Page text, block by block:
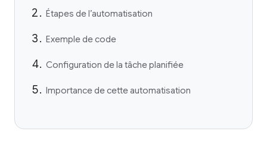
Étapes de l’automatisation
Exemple de code
Configuration de la tâche planifiée
Importance de cette automatisation